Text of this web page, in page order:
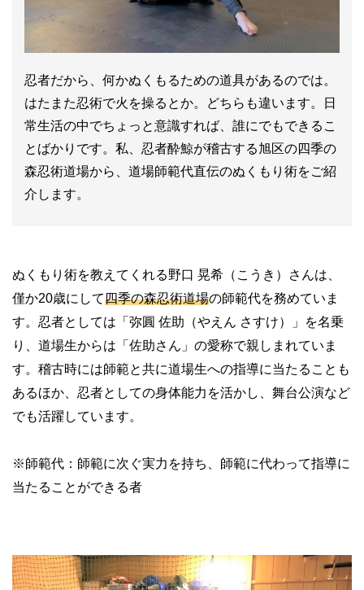
忍者だから、何かぬくもるための道具があるのでは。
はたまた忍術で火を操るとか。どちらも違います。日
常生活の中でちょっと意識すれば、誰にでもできるこ
とばかりです。私、忍者酔鯨が稽古する旭区の四季の
森忍術道場から、道場師範代直伝のぬくもり術をご紹
介します。
ぬくもり術を教えてくれる野口 晃希（ こうき）さんは、
僅か20歳にして四季の森忍術道場の師範代を務めていま
す。忍者としては「弥圓 佐助（やえん さすけ）」を名乗
り、道場生からは「佐助さん」の愛称で親しまれていま
す。稽古時には師範と共に道場生への指導に当たることも
あるほか、忍者としての身体能力を活かし、舞台公演など
でも活躍しています。
※師範代：師範に次ぐ実力を持ち、師範に代わって指導に
当たることができる者